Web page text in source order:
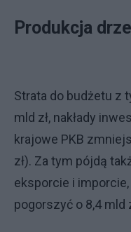
Produkcja
Strata do budżetu z
mld zł, nakłady
krajowe PKB
zł). Za tym pójdą
eksporcie i
pogorszyć o 8,4 mld